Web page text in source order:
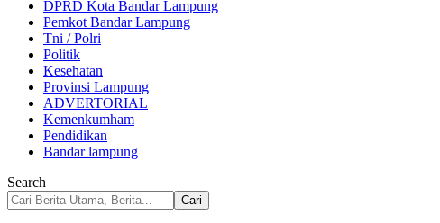
DPRD Kota Bandar Lampung
Pemkot Bandar Lampung
Tni / Polri
Politik
Kesehatan
Provinsi Lampung
ADVERTORIAL
Kemenkumham
Pendidikan
Bandar lampung
Search